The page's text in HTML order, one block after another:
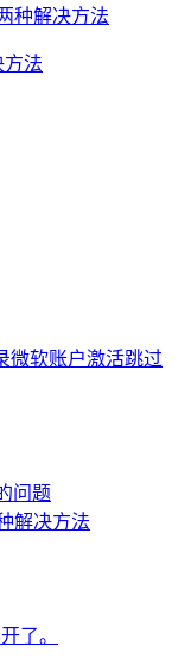
方法
微软账户激活跳过
问题
解决方法
了。